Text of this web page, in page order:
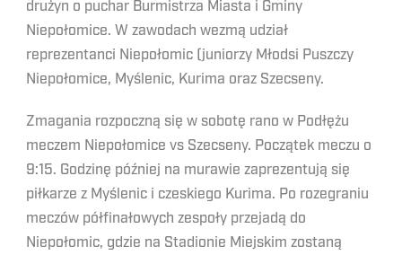
drużyn o puchar Burmistrza Miasta i Gminy
Niepołomice. W zawodach wezmą udział
reprezentanci Niepołomic (juniorzy Młodsi Puszczy
Niepołomice, Myślenic, Kurima oraz Szecseny.
Zmagania rozpoczną się w sobotę rano w Podłężu
meczem Niepołomice vs Szecseny. Początek meczu o
9:15. Godzinę później na murawie zaprezentują się
piłkarze z Myślenic i czeskiego Kurima. Po rozegraniu
meczów półfinałowych zespoły przejadą do
Niepołomic, gdzie na Stadionie Miejskim zostaną